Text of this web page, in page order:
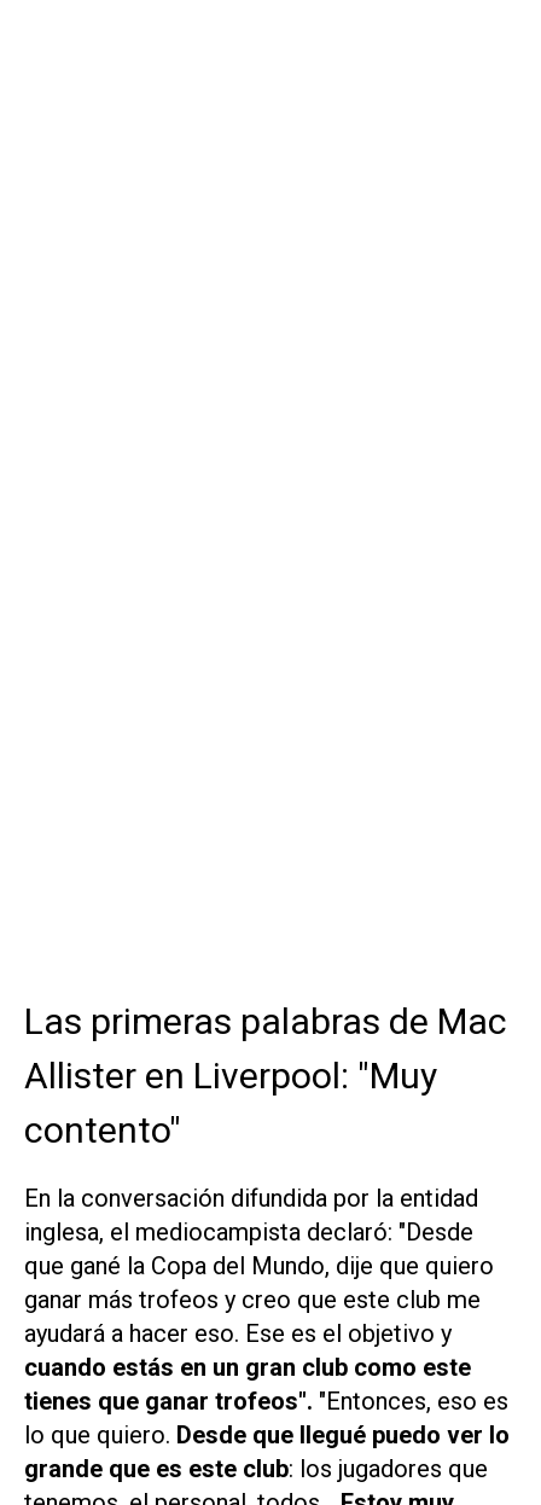
Las primeras palabras de Mac
Allister en Liverpool: "Muy
contento"
En la conversación difundida por la entidad
inglesa, el mediocampista declaró: "Desde
que gané la Copa del Mundo, dije que quiero
ganar más trofeos y creo que este club me
ayudará a hacer eso. Ese es el objetivo y
cuando estás en un gran club como este
tienes que ganar trofeos". "Entonces, eso es
lo que quiero. Desde que llegué puedo ver lo
grande que es este club: los jugadores que